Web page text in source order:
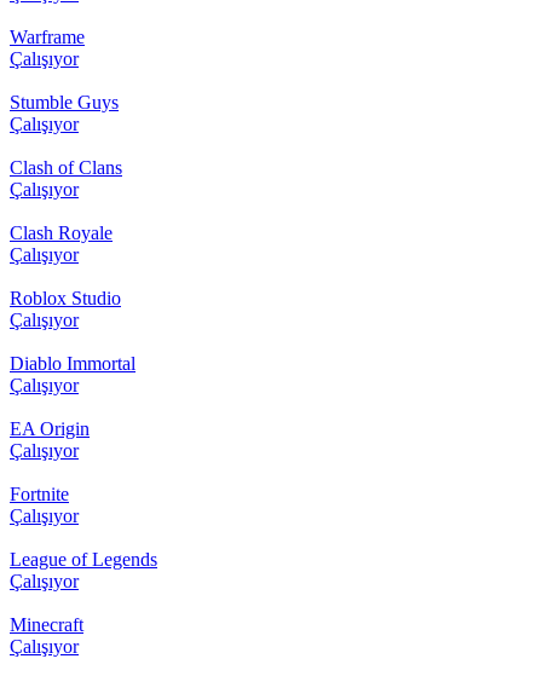
Warframe
Çalışıyor
Stumble Guys
Çalışıyor
Clash of Clans
Çalışıyor
Clash Royale
Çalışıyor
Roblox Studio
Çalışıyor
Diablo Immortal
Çalışıyor
EA Origin
Çalışıyor
Fortnite
Çalışıyor
League of Legends
Çalışıyor
Minecraft
Çalışıyor